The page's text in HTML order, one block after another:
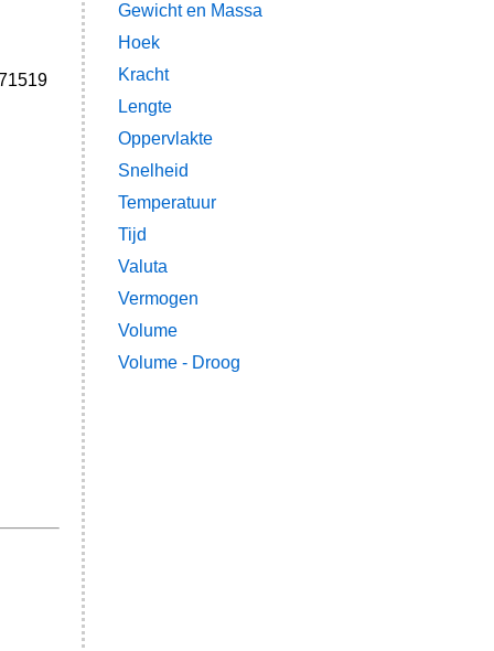
Gewicht en Massa
Hoek
Kracht
Lengte
Oppervlakte
Snelheid
Temperatuur
Tijd
Valuta
Vermogen
Volume
Volume - Droog